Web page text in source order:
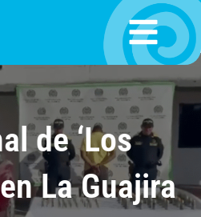
de ‘Los
La Guajira